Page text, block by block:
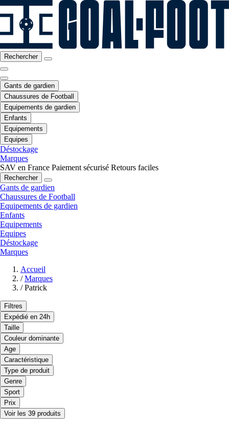
Rechercher
Gants de gardien
Chaussures de Football
Equipements de gardien
Enfants
Equipements
Equipes
Déstockage
Marques
SAV en France Paiement sécurisé Retours faciles
Rechercher
Gants de gardien
Chaussures de Football
Equipements de gardien
Enfants
Equipements
Equipes
Déstockage
Marques
Accueil
/ Marques
/ Patrick
Filtres
Expédié en 24h
Taille
Couleur dominante
Age
Caractéristique
Type de produit
Genre
Sport
Prix
Voir les 39 produits